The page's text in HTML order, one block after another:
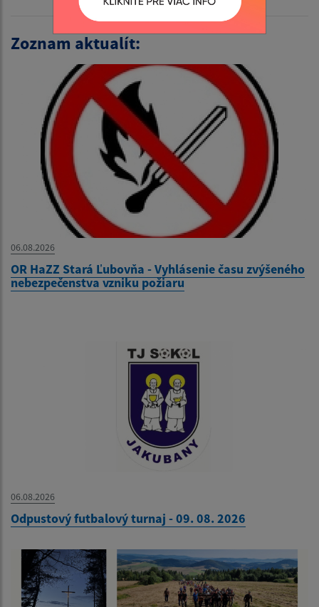
Zoznam aktualít:
06.08.2026
OR HaZZ Stará Ľubovňa - Vyhlásenie času zvýšeného
nebezpečenstva vzniku požiaru
06.08.2026
Odpustový futbalový turnaj - 09. 08. 2026